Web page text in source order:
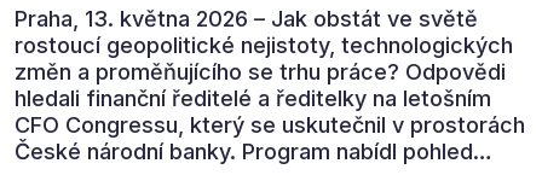
Praha, 13. května 2026 – Jak obstát ve světě
rostoucí geopolitické nejistoty, technologických
změn a proměňujícího se trhu práce? Odpovědi
hledali finanční ředitelé a ředitelky na letošním
CFO Congressu, který se uskutečnil v prostorách
České národní banky. Program nabídl pohled